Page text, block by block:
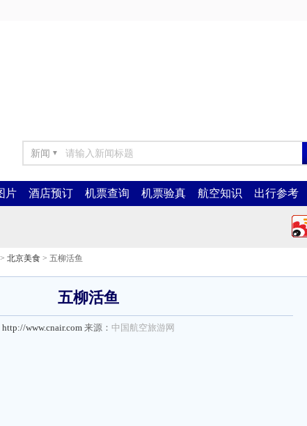
新闻 ▼
片 酒店预订 机票查询 机票验真 航空知识 出行参考
> 北京美食 > 五柳活鱼
五柳活鱼
http://www.cnair.com 来源： 中国航空旅游网